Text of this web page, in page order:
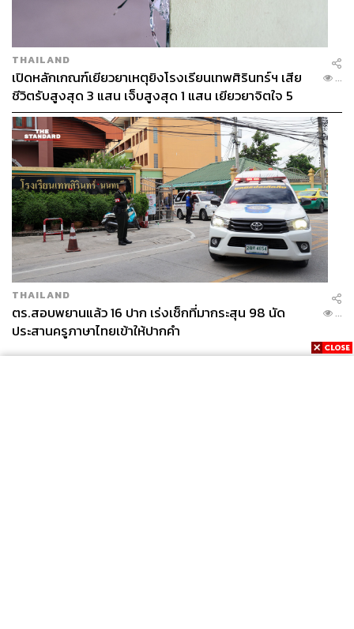
THAILAND
เปิดหลักเกณฑ์เยียวยาเหตุยิงโรงเรียนเทพศิรินทร์ฯ เสีย
ชีวิตรับสูงสุด 3 แสน เจ็บสูงสุด 1 แสน เยียวยาจิตใจ 5
ระดับ
...
THAILAND
ตร.สอบพยานแล้ว 16 ปาก เร่งเช็กที่มากระสุน 98 นัด
ประสานครูภาษาไทยเข้าให้ปากคำ
...